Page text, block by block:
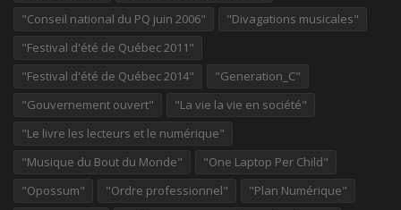
"Conseil national du PQ juin 2006"
"Divagations musicales"
"Festival d'été de Québec 2011"
"Festival d'été de Québec 2014"
"Generation_C"
"Gouvernement ouvert"
"La vie la vie en société"
"Le livre les lecteurs et le numérique"
"Musique du Bout du Monde"
"One Laptop Per Child"
"Opossum"
"Ordre professionnel"
"Plan Numérique"